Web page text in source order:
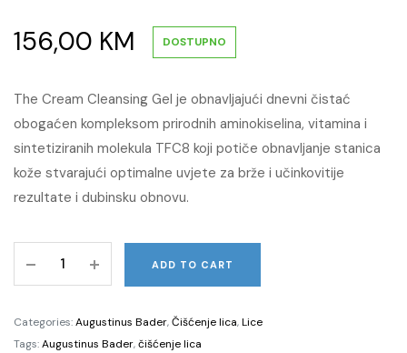
156,00 KM DOSTUPNO
The Cream Cleansing Gel je obnavljajući dnevni čistać
obogaćen kompleksom prirodnih aminokiselina, vitamina i
sintetiziranih molekula TFC8 koji potiče obnavljanje stanica
kože stvarajući optimalne uvjete za brže i učinkovitije
rezultate i dubinsku obnovu.
Cream
Gel,
100ml
ADD TO CART
Categories:Augustinus Bader,Čišćenje lica,Lice
Tags:Augustinus Bader,čišćenje lica